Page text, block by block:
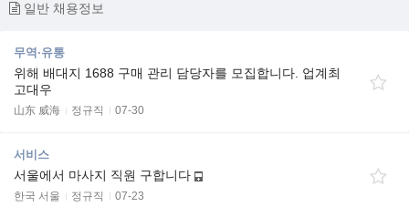
일반 채용정보
무역·유통
위해 배대지 1688 구매 관리 담당자를 모집합니다. 업계최
고대우
山东 威海 정규직 07-30
서비스
서울에서 마사지 직원 구합니다
한국 서울 정규직 07-23